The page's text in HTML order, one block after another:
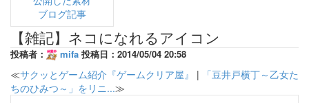
ブログ記事
【雑記】ネコになれるアイコン
投稿者： mifa 投稿日：2014/05/04 20:58
≪サクッとゲーム紹介『ゲームクリア屋』 |
「豆井戸横丁～乙女た
ちのひみつ～」をリニ...≫